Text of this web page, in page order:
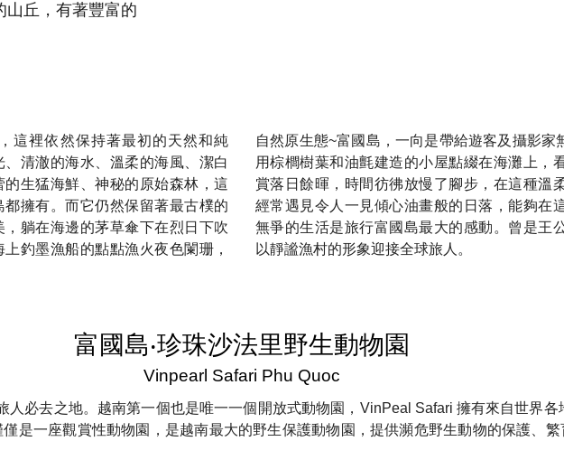
山丘，有著豐富的
這裡依然保持著最初的天然和純
清澈的海水、溫柔的海風、潔白
生猛海鮮、神秘的原始森林，這
擁有。而它仍然保留著最古樸的
躺在海邊的茅草傘下在烈日下吹
釣墨漁船的點點漁火夜色闌珊，
自然原生態~富國島，一向是帶給遊客及攝影家
用棕櫚樹葉和油氈建造的小屋點綴在海灘上，
賞落日餘暉，時間彷彿放慢了腳步，在這種溫
經常遇見令人一見傾心油畫般的日落，能夠在
無爭的生活是旅行富國島最大的感動。曾是王
以靜謐漁村的形象迎接全球旅人。
富國島‧珍珠沙法里野生動物園
Vinpearl Safari Phu Quoc
人必去之地。越南第一個也是唯一一個開放式動物園，VinPeal Safari 擁有來自世界各
是一座觀賞性動物園，是越南最大的野生保護動物園，提供瀕危野生動物的保護、